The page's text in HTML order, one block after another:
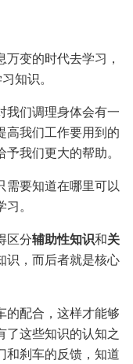
变的时代去学习，
知识。
我们调理身体会有一
高我们工作要用到的
我们更大的帮助。
需要知道在哪里可以
。
区分辅助性知识和关
识，而后者就是核心
的配合，这样才能够
了这些知识的认知之
和刹车的反馈，知道